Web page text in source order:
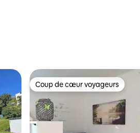
Coup de cœur voyageurs
Coup de cœur voyageurs